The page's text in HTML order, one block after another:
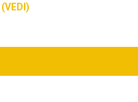
(VEDI)